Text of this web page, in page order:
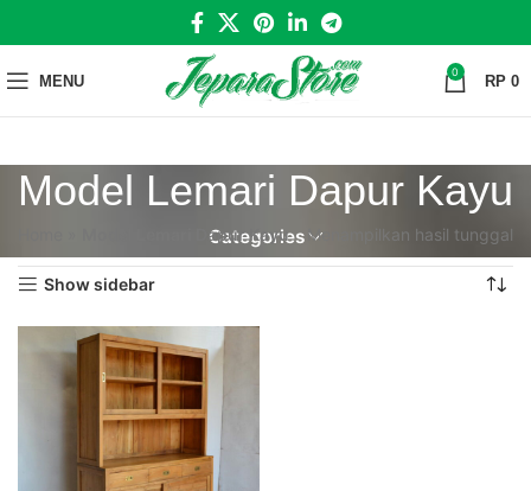
MENU 0 RP 0
Model Lemari Dapur Kayu
Categories
Model Lemari Dapur Kayu Menampilkan hasil tunggal
Show sidebar